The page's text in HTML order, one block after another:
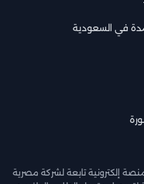
في السعودية
إلكترونية تابعة لشركة مصرية